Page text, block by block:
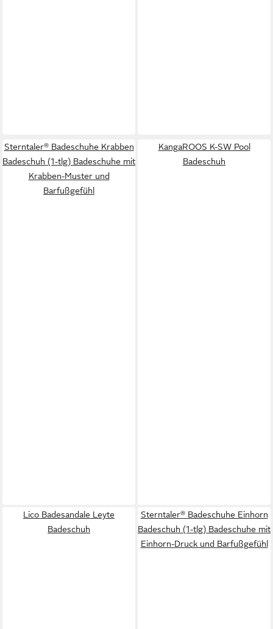
Sterntaler® Badeschuhe Krabben
Badeschuh (1-tlg) Badeschuhe mit
Krabben-Muster und
Barfußgefühl
KangaROOS K-SW Pool
Badeschuh
Lico Badesandale Leyte
Badeschuh
Sterntaler® Badeschuhe Einhorn
Badeschuh (1-tlg) Badeschuhe mit
Einhorn-Druck und Barfußgefühl